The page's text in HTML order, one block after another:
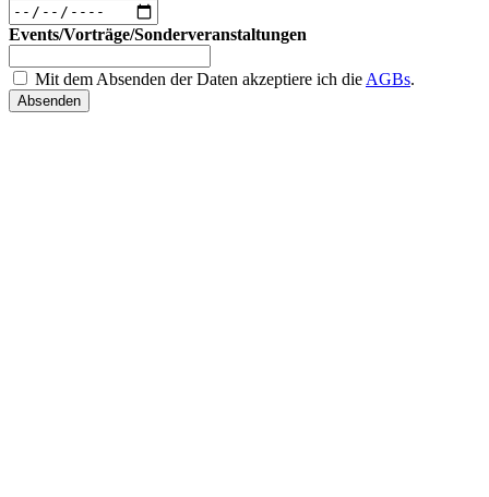
Events/Vorträge/Sonderveranstaltungen
Mit dem Absenden der Daten akzeptiere ich die AGBs.
Absenden